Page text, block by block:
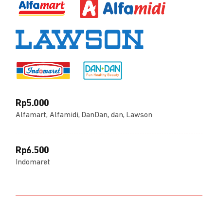
Rp5.000
Alfamart, Alfamidi, DanDan, dan, Lawson
Rp6.500
Indomaret